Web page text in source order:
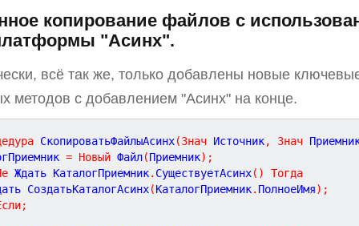
копирование файлов с
"Асинх".
всё так же, только добавлены новые
методов с добавлением "Асинх" на конце.
СкопироватьФайлыАсинх(Знач Источник, Знач
= Новый Файл(Приемник) ;
Ждать КаталогПриемник. СуществуетАсинх( )
Тогда
СоздатьКаталогАсинх
(КаталогПриемник. ПолноеИмя) ;
;